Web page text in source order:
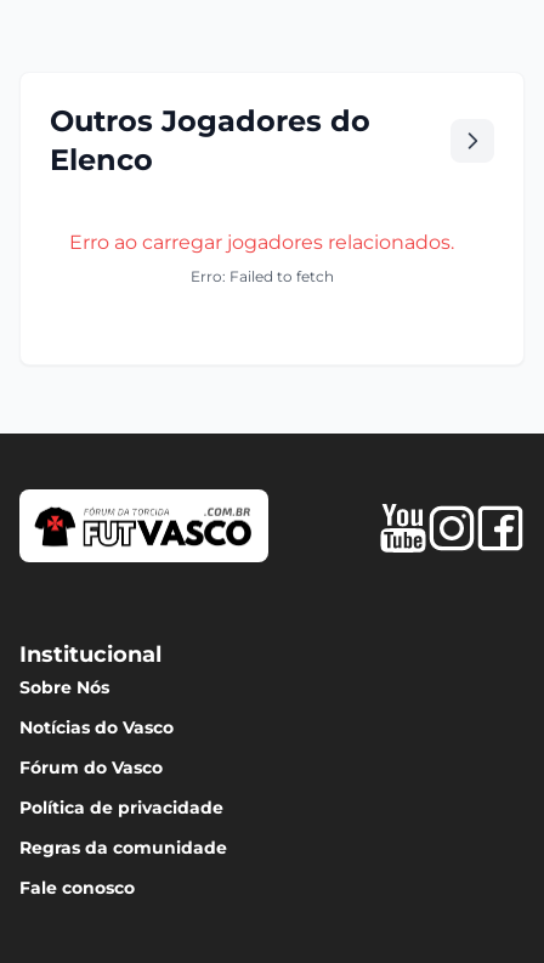
Outros Jogadores do
Elenco
Erro ao carregar jogadores relacionados.
Erro: Failed to fetch
Institucional
Sobre Nós
Notícias do Vasco
Fórum do Vasco
Política de privacidade
Regras da comunidade
Fale conosco